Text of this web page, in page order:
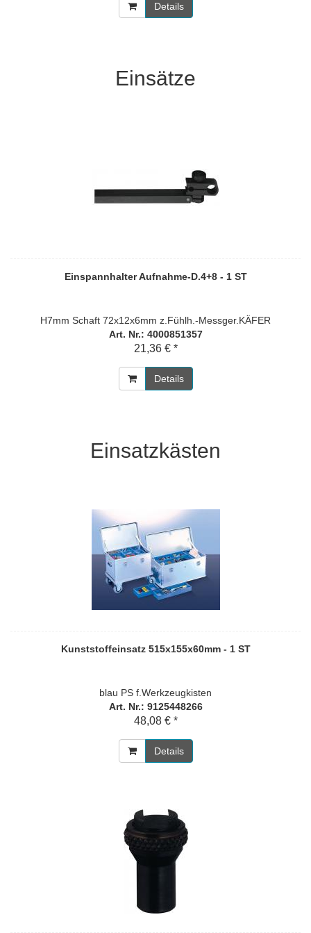
Details
Einsätze
Einspannhalter Aufnahme-D.4+8 - 1 ST
H7mm Schaft 72x12x6mm z.Fühlh.-Messger.KÄFER
Art. Nr.: 4000851357
21,36 € *
Details
Einsatzkästen
Kunststoffeinsatz 515x155x60mm - 1 ST
blau PS f.Werkzeugkisten
Art. Nr.: 9125448266
48,08 € *
Details